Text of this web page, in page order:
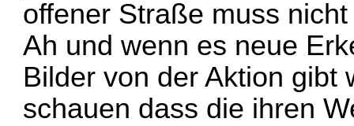
offener Straße muss
Ah und wenn es neue
Bilder von der Aktion gibt
schauen dass die ihren